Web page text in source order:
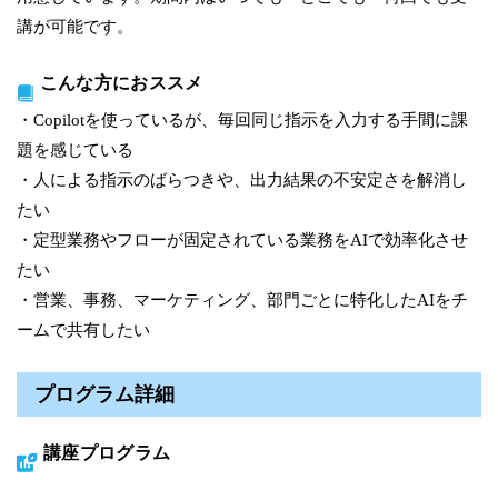
講が可能です。
こんな方におススメ
・Copilotを使っているが、毎回同じ指示を入力する手間に課
題を感じている
・人による指示のばらつきや、出力結果の不安定さを解消し
たい
・定型業務やフローが固定されている業務をAIで効率化させ
たい
・営業、事務、マーケティング、部門ごとに特化したAIをチ
ームで共有したい
プログラム詳細
講座プログラム